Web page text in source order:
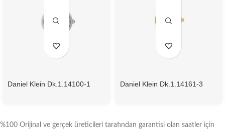
Daniel Klein Dk.1.14100-1
Daniel Klein Dk.1.14161-3
%100 Orijinal ve gerçek üreticileri tarafından garantisi olan saatler için